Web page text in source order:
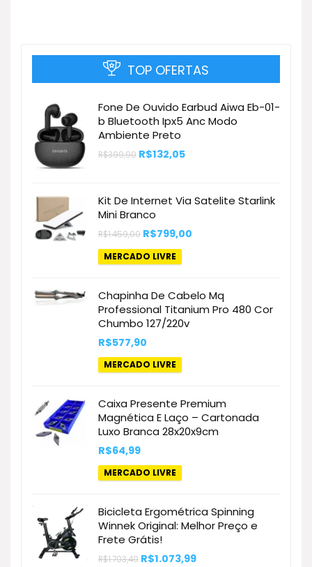
TOP OFERTAS
Fone De Ouvido Earbud Aiwa Eb-01-
b Bluetooth Ipx5 Anc Modo
Ambiente Preto
R$399,90 O
R$399,90.
R$132,05O
R$132,05.
Kit De Internet Via Satelite Starlink
Mini Branco
R$1.459,00 O
original
era:
R$799,00
MERCADO LIVRE
Chapinha De Cabelo Mq
Professional Titanium Pro 480 Cor
Chumbo 127/220v
R$577,90
MERCADO LIVRE
Caixa Presente Premium
Magnética E Laço – Cartonada
Luxo Branca 28x20x9cm
R$64,99
MERCADO LIVRE
Bicicleta Ergométrica Spinning
Winnek Original: Melhor Preço e
Frete Grátis!
R$1.703,40 O
R$1.073,99O